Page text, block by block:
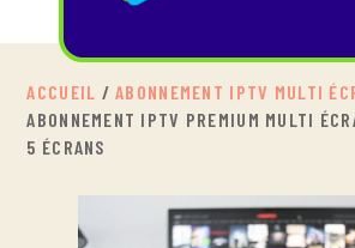
ACCUEIL /ABONNEMENT IPTV MULTI
ABONNEMENT IPTV PREMIUM MULTI
5 ÉCRANS